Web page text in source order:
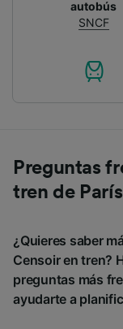
autobús
SNCF
Preguntas
tren de
¿Quieres saber
Censoir en tren?
preguntas más
ayudarte a